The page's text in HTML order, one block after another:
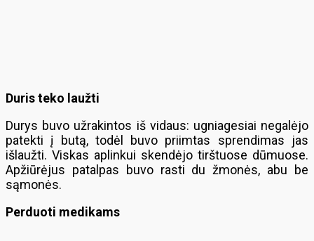
Duris teko laužti
Durys buvo užrakintos iš vidaus: ugniagesiai negalėjo
patekti į butą, todėl buvo priimtas sprendimas jas
išlaužti. Viskas aplinkui skendėjo tirštuose dūmuose.
Apžiūrėjus patalpas buvo rasti du žmonės, abu be
sąmonės.
Perduoti medikams